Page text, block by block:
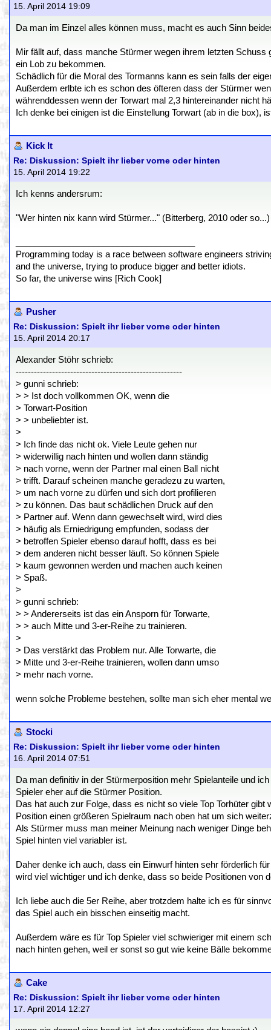
15. April 2014 19:09
Da man im Einzel alles können muss, macht es auch Sinn
Mir fällt auf, dass manche Stürmer wegen ihrem letzten
ein Lob zu bekommen.
Schädlich für die Moral des Tormanns kann es sein falls der
Außerdem erlbte ich es schon des öfteren dass der Stürmer
währenddessen wenn der Torwart mal 2,3 hintereinander nicht
Ich denke bei einigen ist die Einstellung Torwart (ab in die box),
Kick It
Re: Diskussion: Spielt ihr lieber vorne oder hinten
15. April 2014 19:22
Ich kenns andersrum:
"Wer hinten nix kann wird Stürmer..." (Bitterberg, 2010 oder so...)
Programming today is a race between software engineers
and the universe, trying to produce bigger and better idiots.
So far, the universe wins [Rich Cook]
Pusher
Re: Diskussion: Spielt ihr lieber vorne oder hinten
15. April 2014 20:17
Alexander Stöhr schrieb:
-------------------------------------------------------
> gunni schrieb:
> > Ist doch vollkommen OK, wenn die
> Torwart-Position
> > unbeliebter ist.
>
> Ich finde das nicht ok. Viele Leute gehen nur
> widerwillig nach hinten und wollen dann ständig
> nach vorne, wenn der Partner mal einen Ball nicht
> trifft. Darauf scheinen manche geradezu zu warten,
> um nach vorne zu dürfen und sich dort profilieren
> zu können. Das baut schädlichen Druck auf den
> Partner auf. Wenn dann gewechselt wird, wird dies
> häufig als Erniedrigung empfunden, sodass der
> betroffen Spieler ebenso darauf hofft, dass es bei
> dem anderen nicht besser läuft. So können Spiele
> kaum gewonnen werden und machen auch keinen
> Spaß.
>
> gunni schrieb:
> > Andererseits ist das ein Ansporn für Torwarte,
> > auch Mitte und 3-er-Reihe zu trainieren.
>
> Das verstärkt das Problem nur. Alle Torwarte, die
> Mitte und 3-er-Reihe trainieren, wollen dann umso
> mehr nach vorne.
wenn solche Probleme bestehen, sollte man sich eher mental
Stocki
Re: Diskussion: Spielt ihr lieber vorne oder hinten
16. April 2014 07:51
Da man definitiv in der Stürmerposition mehr Spielanteile und
Spieler eher auf die Stürmer Position.
Das hat auch zur Folge, dass es nicht so viele Top Torhüter
Position einen größeren Spielraum nach oben hat um sich
Als Stürmer muss man meiner Meinung nach weniger Dinge
Spiel hinten viel variabler ist.
Daher denke ich auch, dass ein Einwurf hinten sehr förderlich
wird viel wichtiger und ich denke, dass so beide Positionen von
Ich liebe auch die 5er Reihe, aber trotzdem halte ich es für
das Spiel auch ein bisschen einseitig macht.
Außerdem wäre es für Top Spieler viel schwieriger mit einem
nach hinten gehen, weil er sonst so gut wie keine Bälle
Cake
Re: Diskussion: Spielt ihr lieber vorne oder hinten
17. April 2014 12:27